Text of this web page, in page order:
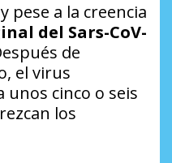
pese a la creencia
del Sars-CoV-
de
el virus
cinco o seis
los